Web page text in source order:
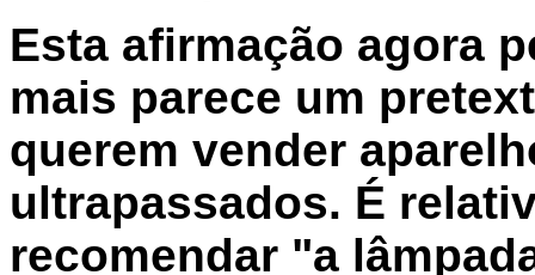
Esta afirmação agora
mais parece um
querem vender
ultrapassados. É
recomendar "a